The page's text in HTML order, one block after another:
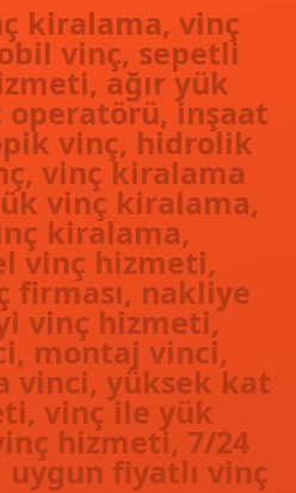
kiralama, vinç
vinç, sepetli
ağır yük
operatörü, inşaat
vinç, hidrolik
vinç kiralama
vinç kiralama,
kiralama,
vinç hizmeti,
firması, nakliye
vinç hizmeti,
montaj vinci,
vinci, yüksek kat
vinç ile yük
hizmeti, 7/24
fiyatlı vinç